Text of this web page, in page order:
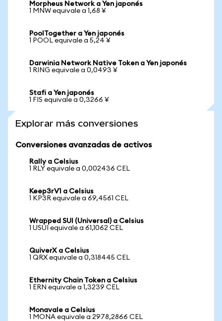
Morpheus Network a Yen japonés
1 MNW equivale a 1,68 ¥
PoolTogether a Yen japonés
1 POOL equivale a 5,24 ¥
Darwinia Network Native Token a Yen japonés
1 RING equivale a 0,0493 ¥
Stafi a Yen japonés
1 FIS equivale a 0,3266 ¥
Explorar más conversiones
Conversiones avanzadas de activos
Rally a Celsius
1 RLY equivale a 0,002436 CEL
Keep3rV1 a Celsius
1 KP3R equivale a 69,4561 CEL
Wrapped SUI (Universal) a Celsius
1 USUI equivale a 61,1062 CEL
QuiverX a Celsius
1 QRX equivale a 0,318445 CEL
Ethernity Chain Token a Celsius
1 ERN equivale a 1,3239 CEL
Monavale a Celsius
1 MONA equivale a 2978,2866 CEL